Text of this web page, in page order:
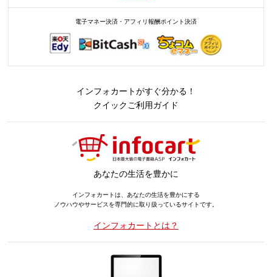
電子マネー決済・アフィリ報酬ポイント決済
インフォカートがすぐ分かる！
クイックご利用ガイド
あなたの生活を豊かに
インフォカートは、あなたの生活を豊かにする
ノウハウやサービスを専門的に取り扱っているサイトです。
インフォカートとは？